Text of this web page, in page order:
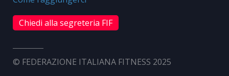
Chiedi alla segreteria FIF
© FEDERAZIONE ITALIANA FITNESS 2025